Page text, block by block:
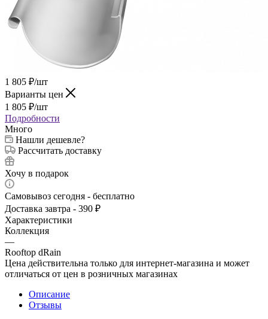
1 805 ₽/шт
Варианты цен
1 805 ₽/шт
Подробности
Много
Нашли дешевле?
Рассчитать доставку
Хочу в подарок
Самовывоз сегодня - бесплатно
Доставка завтра - 390 ₽
Характеристики
Коллекция
—
Rooftop dRain
Цена действительна только для интернет-магазина и может
отличаться от цен в розничных магазинах
Описание
Отзывы